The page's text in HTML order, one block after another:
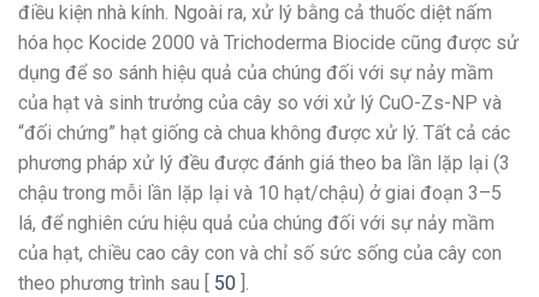
điều kiện nhà kính. Ngoài ra, xử lý bằng cả thuốc diệt nấm
hóa học Kocide 2000 và Trichoderma Biocide cũng được sử
dụng để so sánh hiệu quả của chúng đối với sự nảy mầm
của hạt và sinh trưởng của cây so với xử lý CuO-Zs-NP và
“đối chứng” hạt giống cà chua không được xử lý. Tất cả các
phương pháp xử lý đều được đánh giá theo ba lần lặp lại (3
chậu trong mỗi lần lặp lại và 10 hạt/chậu) ở giai đoạn 3–5
lá, để nghiên cứu hiệu quả của chúng đối với sự nảy mầm
của hạt, chiều cao cây con và chỉ số sức sống của cây con
theo phương trình sau [ 50 ].